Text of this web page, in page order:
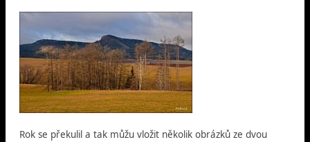
Rok se překulil a tak můžu vložit několik obrázků ze dvou